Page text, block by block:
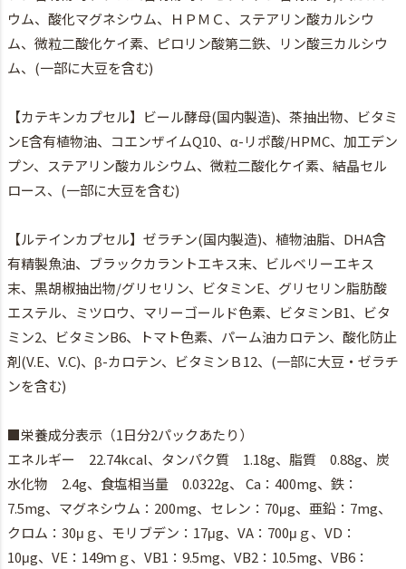
ウム、酸化マグネシウム、ＨＰＭＣ、ステアリン酸カルシウ
ム、微粒二酸化ケイ素、ピロリン酸第二鉄、リン酸三カルシウ
ム、(一部に大豆を含む)
【カテキンカプセル】ビール酵母(国内製造)、茶抽出物、ビタミ
ンE含有植物油、コエンザイムQ10、α-リポ酸/HPMC、加工デン
プン、ステアリン酸カルシウム、微粒二酸化ケイ素、結晶セル
ロース、(一部に大豆を含む)
【ルテインカプセル】ゼラチン(国内製造)、植物油脂、DHA含
有精製魚油、ブラックカラントエキス末、ビルベリーエキス
末、黒胡椒抽出物/グリセリン、ビタミンE、グリセリン脂肪酸
エステル、ミツロウ、マリーゴールド色素、ビタミンB1、ビタ
ミン2、ビタミンB6、トマト色素、パーム油カロテン、酸化防止
剤(V.E、V.C)、β-カロテン、ビタミンＢ12、(一部に大豆・ゼラチ
ンを含む)
■栄養成分表示（1日分2パックあたり）
エネルギー 22.74kcal、タンパク質 1.18g、脂質 0.88g、炭
水化物 2.4g、食塩相当量 0.0322g、 Ca：400mg、鉄：
7.5mg、マグネシウム：200mg、セレン：70μg、亜鉛：7mg、
クロム：30μｇ、モリブデン：17μg、VA：700μｇ、VD：
10μg、VE：149ｍｇ、VB1：9.5mg、VB2：10.5mg、VB6：